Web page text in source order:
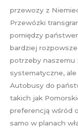
przewozy z
Przewózki
pomiędzy
bardziej
potrzeby naszemu
systematyczne,
Autobusy do
takich jak
preferencją wśród
samo w planach